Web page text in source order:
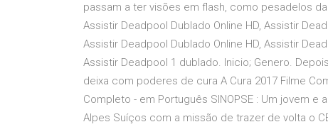
passam a ter visões em flash, como pesadelos
Assistir Deadpool Dublado Online HD, Assistir
Assistir Deadpool Dublado Online HD, Assistir
Assistir Deadpool 1 dublado. Inicio; Genero.
deixa com poderes de cura A Cura 2017 Filme
Completo - em Português SINOPSE : Um jovem
Alpes Suíços com a missão de trazer de volta o